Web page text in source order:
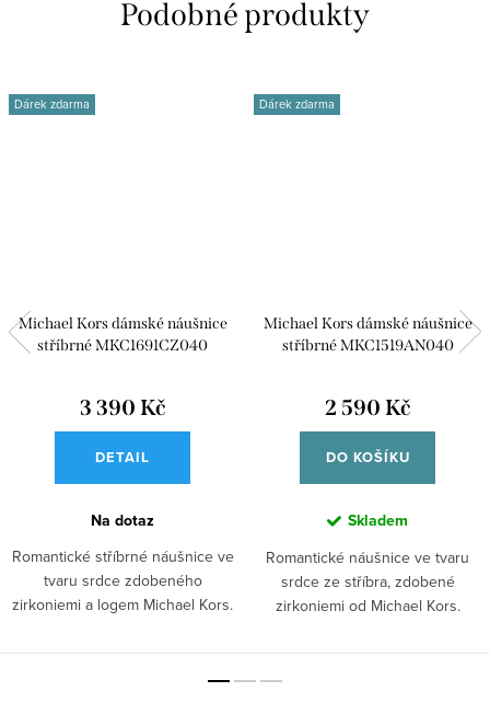
Dárek zdarma
Michael Kors dámské náušnice
stříbrné MKC1691CZ040
3 390 Kč
DETAIL
Na dotaz
Romantické stříbrné náušnice ve
tvaru srdce zdobeného
zirkoniemi a logem Michael Kors.
Dárek zdarma
Michael Kors dámské náušnice
stříbrné MKC1519AN040
2 590 Kč
DO KOŠÍKU
Skladem
Romantické náušnice ve tvaru
srdce ze stříbra, zdobené
zirkoniemi od Michael Kors.